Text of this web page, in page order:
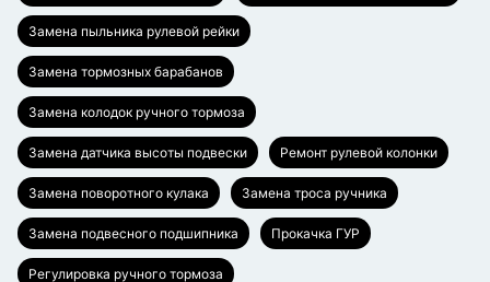
Замена пыльника рулевой рейки
Замена тормозных барабанов
Замена колодок ручного тормоза
Замена датчика высоты подвески Ремонт рулевой колонки
Замена поворотного кулака Замена троса ручника
Замена подвесного подшипника Прокачка ГУР
Регулировка ручного тормоза